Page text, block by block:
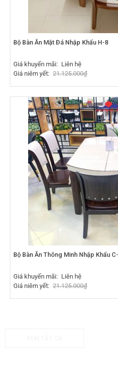
Bộ Bàn Ăn Mặt Đá Nhập Khẩu H-8
Giá khuyến mãi: Liên hệ
Giá niêm yết: 21.125.000₫
Bộ Bàn Ăn Thông Minh Nhập Khẩu
Giá khuyến mãi: Liên hệ
Giá niêm yết: 21.125.000₫